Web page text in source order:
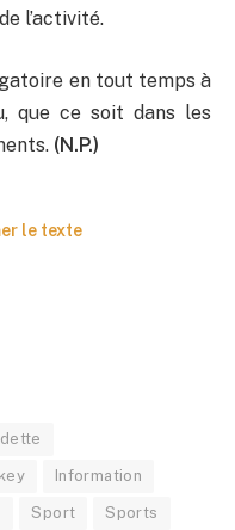
l’activité.
en tout temps à
que ce soit dans les
(N.P.)
le texte
Information
Sport Sports